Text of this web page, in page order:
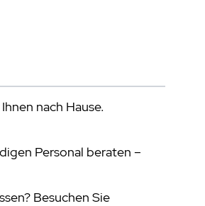
nach Hause.
Personal beraten –
Besuchen Sie